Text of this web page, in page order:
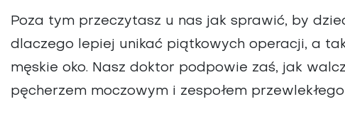
Poza tym przeczytasz u nas jak sprawić, by
dlaczego lepiej unikać piątkowych operacji, a
męskie oko. Nasz doktor podpowie zaś, jak
pęcherzem moczowym i zespołem